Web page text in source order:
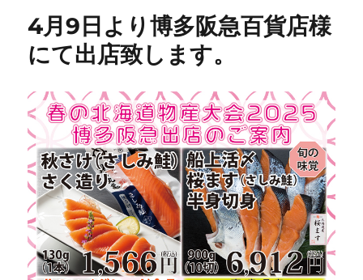
4月9日より博多阪急百貨店様
にて出店致します。